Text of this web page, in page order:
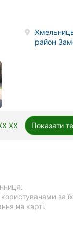
район
XX Показати
за
на карті.